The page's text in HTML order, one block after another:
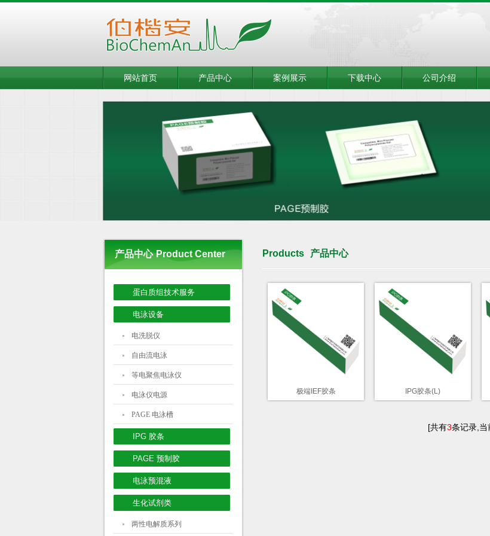
网站首页 产品中心 案例展示 下载中心 公司介绍
产品中心 Product Center
蛋白质组技术服务
电泳设备
电洗脱仪
自由流电泳
等电聚焦电泳仪
电泳仪电源
PAGE 电泳槽
IPG 胶条
PAGE 预制胶
电泳预混液
生化试剂类
两性电解质系列
Products 产品中心
极端IEF胶条 IPG胶条(L)
[共有3条记录,当